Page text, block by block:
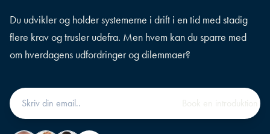
Du udvikler og holder systemerne i drift i en tid med stadig
flere krav og trusler udefra. Men hvem kan du sparre med
om hverdagens udfordringer og dilemmaer?